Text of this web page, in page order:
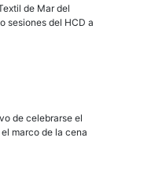
de Mar del
sesiones del HCD a
de celebrarse el
marco de la cena